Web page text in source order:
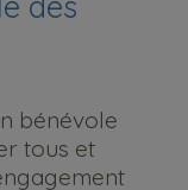
bénévole
tous et